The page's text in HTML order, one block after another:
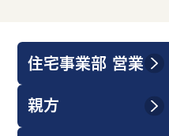
住宅事業部 営業
親方